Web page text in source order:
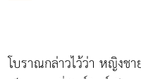
โบราณกล่าวไว้ว่า หญิงช